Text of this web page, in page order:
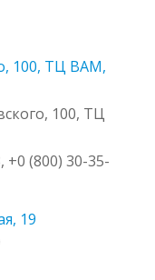
100, ТЦ ВАМ,
100, ТЦ
+0 (800) 30-35-
19